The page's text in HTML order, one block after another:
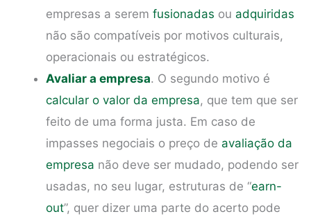
empresas a serem fusionadas ou adquiridas
não são compatíveis por motivos culturais,
operacionais ou estratégicos.
Avaliar a empresa. O segundo motivo é
calcular o valor da empresa, que tem que ser
feito de uma forma justa. Em caso de
impasses negociais o preço de avaliação da
empresa não deve ser mudado, podendo ser
usadas, no seu lugar, estruturas de “earn-
out”, quer dizer uma parte do acerto pode